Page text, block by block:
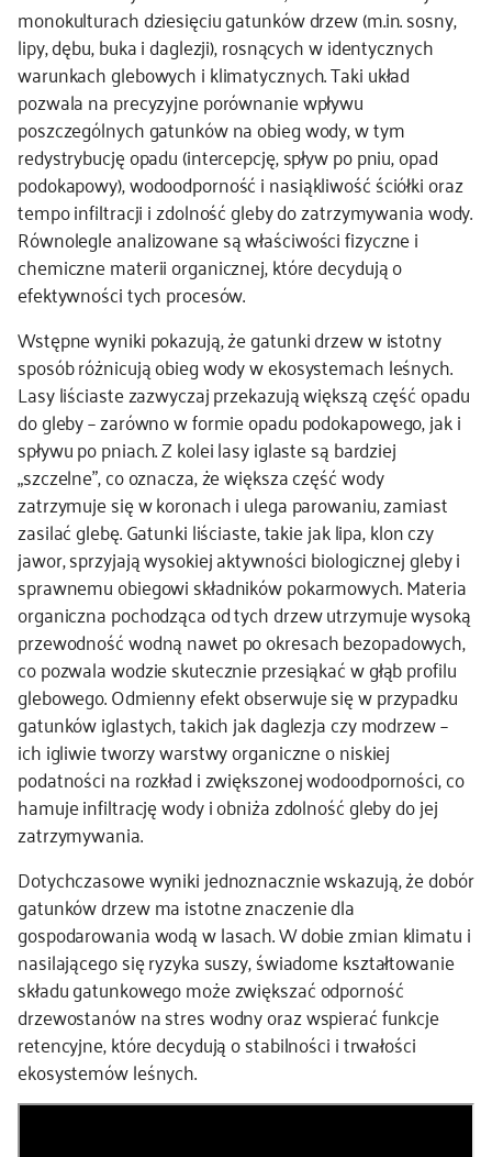
monokulturach dziesięciu gatunków drzew (m.in. sosny,
lipy, dębu, buka i daglezji), rosnących w identycznych
warunkach glebowych i klimatycznych. Taki układ
pozwala na precyzyjne porównanie wpływu
poszczególnych gatunków na obieg wody, w tym
redystrybucję opadu (intercepcję, spływ po pniu, opad
podokapowy), wodoodporność i nasiąkliwość ściółki oraz
tempo infiltracji i zdolność gleby do zatrzymywania wody.
Równolegle analizowane są właściwości fizyczne i
chemiczne materii organicznej, które decydują o
efektywności tych procesów.
Wstępne wyniki pokazują, że gatunki drzew w istotny
sposób różnicują obieg wody w ekosystemach leśnych.
Lasy liściaste zazwyczaj przekazują większą część opadu
do gleby – zarówno w formie opadu podokapowego, jak i
spływu po pniach. Z kolei lasy iglaste są bardziej
„szczelne”, co oznacza, że większa część wody
zatrzymuje się w koronach i ulega parowaniu, zamiast
zasilać glebę. Gatunki liściaste, takie jak lipa, klon czy
jawor, sprzyjają wysokiej aktywności biologicznej gleby i
sprawnemu obiegowi składników pokarmowych. Materia
organiczna pochodząca od tych drzew utrzymuje wysoką
przewodność wodną nawet po okresach bezopadowych,
co pozwala wodzie skutecznie przesiąkać w głąb profilu
glebowego. Odmienny efekt obserwuje się w przypadku
gatunków iglastych, takich jak daglezja czy modrzew –
ich igliwie tworzy warstwy organiczne o niskiej
podatności na rozkład i zwiększonej wodoodporności, co
hamuje infiltrację wody i obniża zdolność gleby do jej
zatrzymywania.
Dotychczasowe wyniki jednoznacznie wskazują, że dobór
gatunków drzew ma istotne znaczenie dla
gospodarowania wodą w lasach. W dobie zmian klimatu i
nasilającego się ryzyka suszy, świadome kształtowanie
składu gatunkowego może zwiększać odporność
drzewostanów na stres wodny oraz wspierać funkcje
retencyjne, które decydują o stabilności i trwałości
ekosystemów leśnych.